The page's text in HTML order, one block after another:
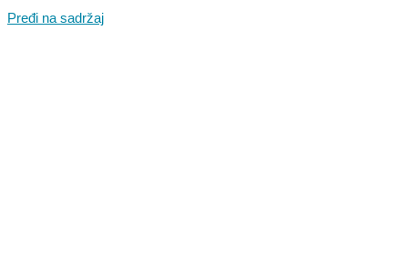
Pređi na sadržaj